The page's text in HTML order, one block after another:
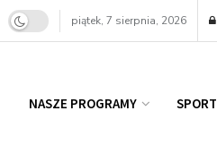
piątek, 7 sierpnia, 2026
NASZE PROGRAMY SPORT